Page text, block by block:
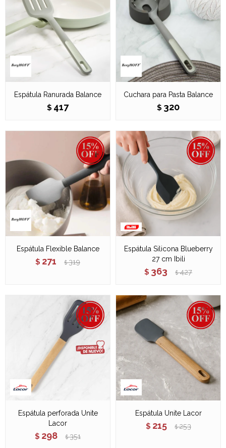
Espátula Ranurada Balance
$ 417
Cuchara para Pasta Balance
$ 320
Espátula Flexible Balance
$ 271 $ 319
Espátula Silicona Blueberry
27 cm Ibili
$ 363 $ 427
Espátula perforada Unite
Lacor
$ 298 $ 351
Espátula Unite Lacor
$ 215 $ 253